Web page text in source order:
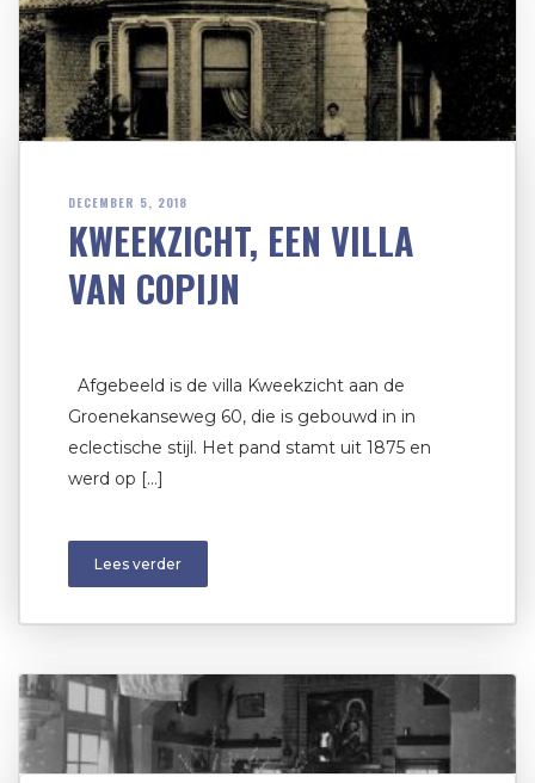
DECEMBER 5, 2018
KWEEKZICHT, EEN VILLA
VAN COPIJN
Afgebeeld is de villa Kweekzicht aan de
Groenekanseweg 60, die is gebouwd in in
eclectische stijl. Het pand stamt uit 1875 en
werd op […]
Lees verder